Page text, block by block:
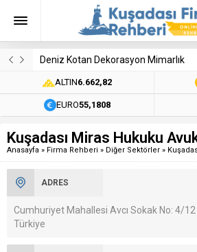
Deniz Kotan Dekorasyon Mimarlık
ALTIN6.662,82
EURO55,1808
Kuşadası Miras Hukuku
Anasayfa » Firma Rehberi » Diğer Sektörler »
ADRES
Cumhuriyet Mahallesi Avcı Sokak No: 4/12
Türkiye